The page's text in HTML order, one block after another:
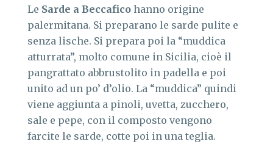
Le Sarde a Beccafico hanno origine
palermitana. Si preparano le sarde pulite e
senza lische. Si prepara poi la “muddica
atturrata”, molto comune in Sicilia, cioè il
pangrattato abbrustolito in padella e poi
unito ad un po’ d’olio. La “muddica” quindi
viene aggiunta a pinoli, uvetta, zucchero,
sale e pepe, con il composto vengono
farcite le sarde, cotte poi in una teglia.